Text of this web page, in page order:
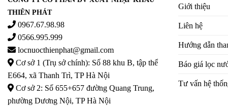
THIÊN PHÁT
0967.67.98.98
0566.995.999
locnuocthienphat@gmail.com
Cơ sở 1 (Trụ sở chính): Số 88 khu B, tập thể
E664, xã Thanh Trì, TP Hà Nội
Cơ sở 2: Số 655+657 đường Quang Trung,
phường Dương Nội, TP Hà Nội
Giới thiệu
Liên hệ
Hướng dẫn
Báo giá lọc
Tư vấn hệ